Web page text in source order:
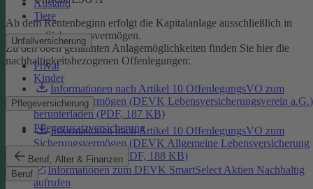
Ausland
Tiere
Unfallversicherung
Privat
Kinder
Pflegeversicherung
Pflegezusatzversicherung
Beruf, Alter & Finanzen
Beruf
Ab dem Rentenbeginn erfolgt die Kapitalanlage ausschließlich in
unserem Sicherungsvermögen.
Zu den oben genannten Anlagemöglichkeiten finden Sie hier die
nachhaltigkeitsbezogenen Offenlegungen:
Informationen nach Artikel 10 OffenlegungsVO zum
Sicherungsvermögen (DEVK Lebensversicherungsverein a.G.)
herunterladen (PDF, 187 KB)
Informationen nach Artikel 10 OffenlegungsVO zum
Sicherungsvermögen (DEVK Allgemeine Lebensversicherung
AG) herunterladen (PDF, 188 KB)
Informationen zum DEVK SmartSelect Aktien Nachhaltig
aufrufen